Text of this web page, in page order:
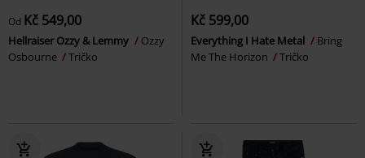
Od Kč 549,00
Hellraiser Ozzy & Lemmy
Ozzy
Osbourne
Tričko
Kč 599,00
Everything I Hate Metal
Bring
Me The Horizon
Tričko